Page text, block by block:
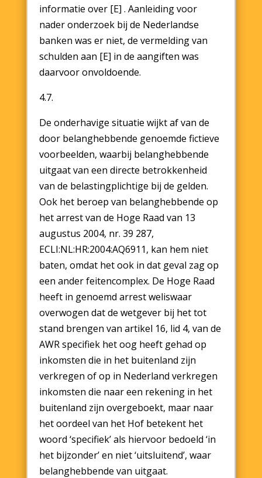
informatie over [E] . Aanleiding voor
nader onderzoek bij de Nederlandse
banken was er niet, de vermelding van
schulden aan [E] in de aangiften was
daarvoor onvoldoende.
4.7.
De onderhavige situatie wijkt af van de
door belanghebbende genoemde fictieve
voorbeelden, waarbij belanghebbende
uitgaat van een directe betrokkenheid
van de belastingplichtige bij de gelden.
Ook het beroep van belanghebbende op
het arrest van de Hoge Raad van 13
augustus 2004, nr. 39 287,
ECLI:NL:HR:2004:AQ6911, kan hem niet
baten, omdat het ook in dat geval zag op
een ander feitencomplex. De Hoge Raad
heeft in genoemd arrest weliswaar
overwogen dat de wetgever bij het tot
stand brengen van artikel 16, lid 4, van de
AWR specifiek het oog heeft gehad op
inkomsten die in het buitenland zijn
verkregen of op in Nederland verkregen
inkomsten die naar een rekening in het
buitenland zijn overgeboekt, maar naar
het oordeel van het Hof betekent het
woord ‘specifiek’ als hiervoor bedoeld ‘in
het bijzonder’ en niet ‘uitsluitend’, waar
belanghebbende van uitgaat.